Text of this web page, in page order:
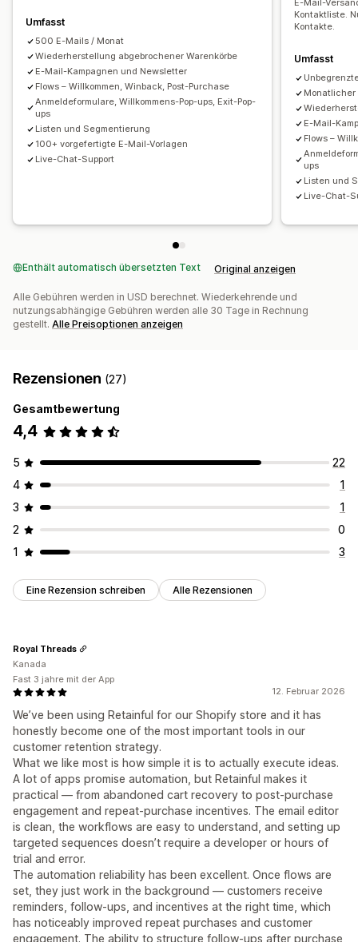
Kampagnen verwalten
Editor-Tool
Vorlagen
E-Mail-Domains Einholung von Einwilligungen
E-Mail-Erfassungsliste SMS-Erfassungsliste
Trigger und Regeln
Automatisierungen Targeting
Geolokalisierung
Segmentierung
Berichterstattung
Einblicke und Tipps
E-Mail-Erfassungsliste
Kampagnen
Trigger und Regeln
Geolokalisierung Segmentierung Tagging
Berichterstattung
Analysen Tracking
Umfasst
500 E-Mails / Monat
Wiederherstellung abgebrochener Warenkörbe
E-Mail-Kampagnen und Newsletter
Flows – Willkommen, Winback, Post-Purchase
Anmeldeformulare, Willkommens-Pop-ups, Exit-Pop-
ups
Listen und Segmentierung
100+ vorgefertigte E-Mail-Vorlagen
Live-Chat-Support
E-Mail-
Kontaktliste.
Kontakte.
Umfasst
E-Mail-
Flows –
ups
Listen und
Live-Chat-
Enthält automatisch übersetzten Text Original anzeigen
Alle Gebühren werden in USD berechnet. Wiederkehrende und
nutzungsabhängige Gebühren werden alle 30 Tage in Rechnung
gestellt. Alle Preisoptionen anzeigen
Rezensionen (27)
Gesamtbewertung
4,4
5
22
4
1
3
1
2
0
1
3
Eine Rezension schreiben Alle Rezensionen
12. Februar 2026
We’ve been using Retainful for our Shopify store and it has
honestly become one of the most important tools in our
customer retention strategy.
What we like most is how simple it is to actually execute ideas.
A lot of apps promise automation, but Retainful makes it
practical — from abandoned cart recovery to post-purchase
engagement and repeat-purchase incentives. The email editor
is clean, the workflows are easy to understand, and setting up
targeted sequences doesn’t require a developer or hours of
trial and error.
The automation reliability has been excellent. Once flows are
set, they just work in the background — customers receive
reminders, follow-ups, and incentives at the right time, which
has noticeably improved repeat purchases and customer
engagement. The ability to structure follow-ups after purchase
Royal Threads
Kanada
Fast 3 jahre mit der App